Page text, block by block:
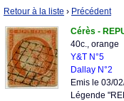
Retour à la liste › Précédent
Cérès -
40c., orange
Y&T N°5
Dallay N°2
Emis le 03/
Légende